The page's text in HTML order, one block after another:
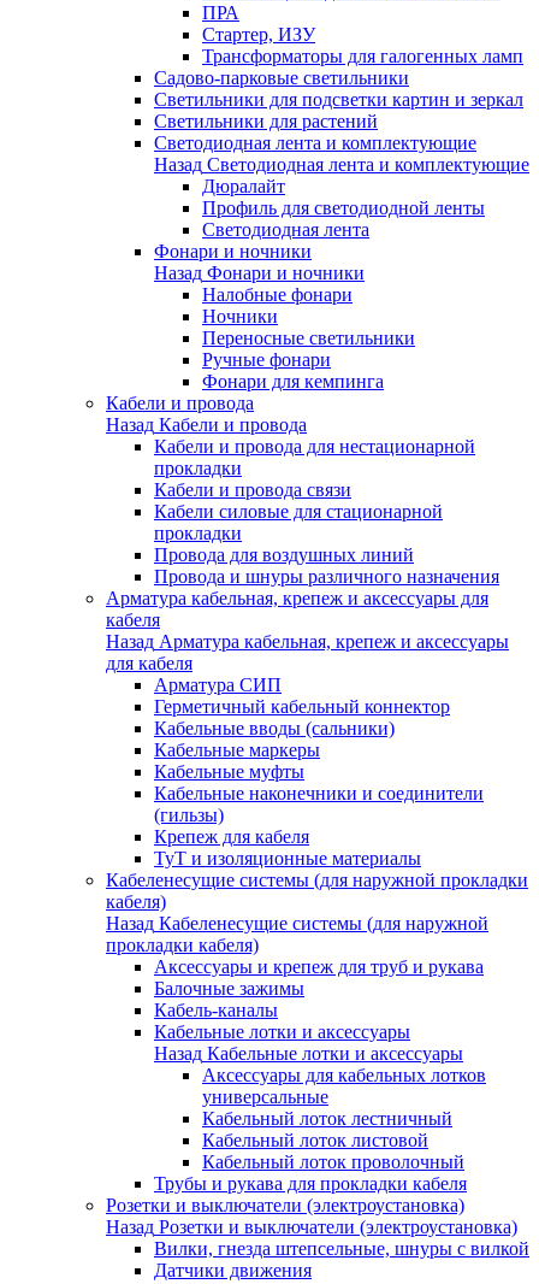
ПРА
Стартер, ИЗУ
Трансформаторы для галогенных ламп
Садово-парковые светильники
Светильники для подсветки картин и зеркал
Светильники для растений
Светодиодная лента и комплектующие
Назад Светодиодная лента и комплектующие
Дюралайт
Профиль для светодиодной ленты
Светодиодная лента
Фонари и ночники
Назад Фонари и ночники
Налобные фонари
Ночники
Переносные светильники
Ручные фонари
Фонари для кемпинга
Кабели и провода
Назад Кабели и провода
Кабели и провода для нестационарной
прокладки
Кабели и провода связи
Кабели силовые для стационарной
прокладки
Провода для воздушных линий
Провода и шнуры различного назначения
Арматура кабельная, крепеж и аксессуары для
кабеля
Назад Арматура кабельная, крепеж и аксессуары
для кабеля
Арматура СИП
Герметичный кабельный коннектор
Кабельные вводы (сальники)
Кабельные маркеры
Кабельные муфты
Кабельные наконечники и соединители
(гильзы)
Крепеж для кабеля
ТуТ и изоляционные материалы
Кабеленесущие системы (для наружной прокладки
кабеля)
Назад Кабеленесущие системы (для наружной
прокладки кабеля)
Аксессуары и крепеж для труб и рукава
Балочные зажимы
Кабель-каналы
Кабельные лотки и аксессуары
Назад Кабельные лотки и аксессуары
Аксессуары для кабельных лотков
универсальные
Кабельный лоток лестничный
Кабельный лоток листовой
Кабельный лоток проволочный
Трубы и рукава для прокладки кабеля
Розетки и выключатели (электроустановка)
Назад Розетки и выключатели (электроустановка)
Вилки, гнезда штепсельные, шнуры с вилкой
Датчики движения